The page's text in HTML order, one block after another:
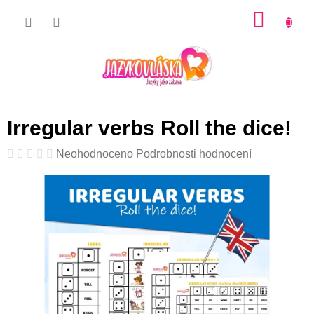
Irregular verbs Roll the dice!
Průměrné
produktu
5
hvězdiček.
Neohodnoceno Podrobnosti hodnocení